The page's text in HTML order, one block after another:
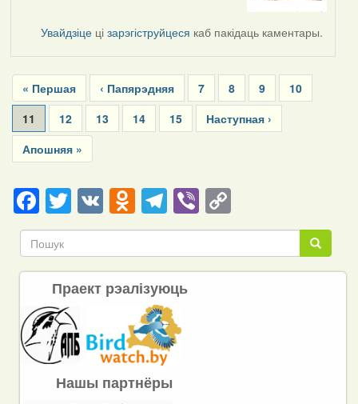
Увайдзіце цізарэгіструйцеся каб пакідаць каментары.
Pagination
First
page
« Першая
Previous
page
‹ Папярэдняя Page
7 Page
8 Page
9 Page
10
Current
page
11 Page
12 Page
13 Page
14 Page
15
Next
page
Наступная ›
Last
page
Апошняя »
Facebook
Twitter
VKOdnoklassniki
Telegram
ViberCopy
Link Пошук
Пошук
Праект рэалізуюць
Нашы партнёры